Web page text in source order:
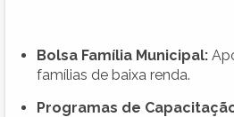
Bolsa Família Municipal:
famílias de baixa renda.
Programas de